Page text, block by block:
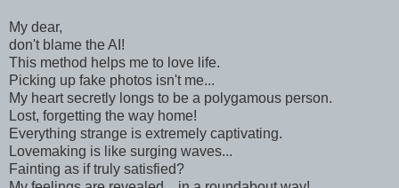
My dear,
don't blame the AI!
This method helps me to love life.
Picking up fake photos isn't me...
My heart secretly longs to be a polygamous person.
Lost, forgetting the way home!
Everything strange is extremely captivating.
Lovemaking is like surging waves...
Fainting as if truly satisfied?